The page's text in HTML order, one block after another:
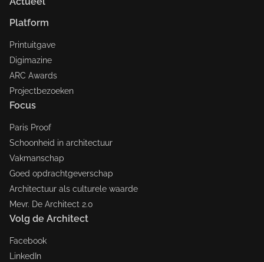
Platform
Printuitgave
Digimazine
ARC Awards
Projectbezoeken
Focus
Paris Proof
Schoonheid in architectuur
Vakmanschap
Goed opdrachtgeverschap
Architectuur als culturele waarde
Mevr. De Architect 2.0
Volg de Architect
Facebook
LinkedIn